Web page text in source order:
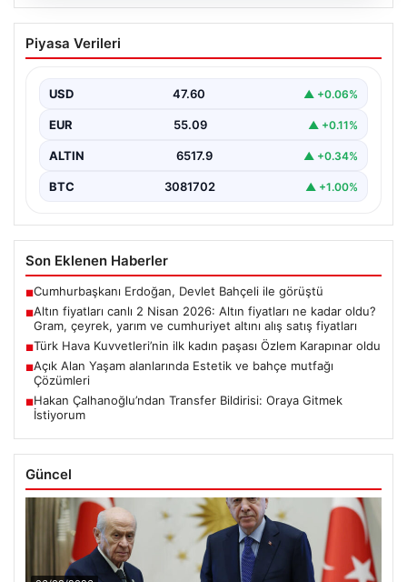
04.08.2026
Türk Hava Kuvvetleri’nin ilk kadın
paşası Özlem Karapınar oldu
Özlem Karapınar İlk Kadın Paşa Oldu”,…
USD 47.60 ▲ +0.06%
EUR 55.09 ▲ +0.11%
ALTIN 6517.9 ▲ +0.34%
BTC 3081702 ▲ +1.00%
Son Eklenen Haberler
Cumhurbaşkanı Erdoğan, Devlet Bahçeli ile görüştü
■Altın fiyatları canlı 2 Nisan 2026: Altın fiyatları ne kadar oldu?
Gram, çeyrek, yarım ve cumhuriyet altını alış satış fiyatları
Türk Hava Kuvvetleri’nin ilk kadın paşası Özlem Karapınar oldu
■Açık Alan Yaşam alanlarında Estetik ve bahçe mutfağı
Çözümleri
■Hakan Çalhanoğlu’ndan Transfer Bildirisi: Oraya Gitmek
İstiyorum
Güncel